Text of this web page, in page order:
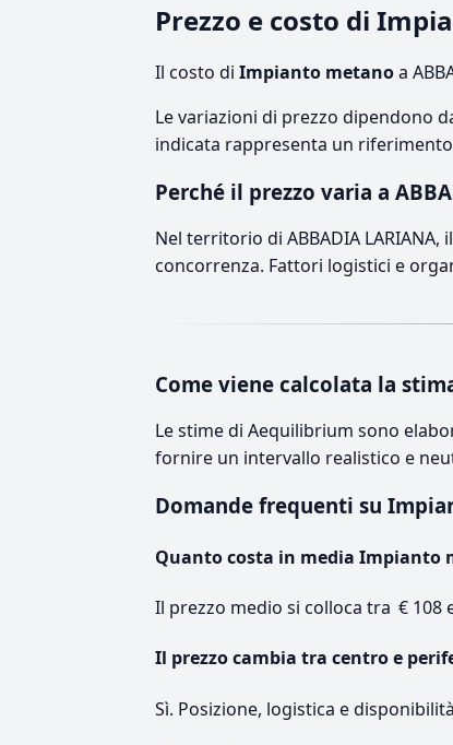
Prezzo e costo di
Il costo di Impianto metanoa
Le variazioni di prezzo dipendono
indicata rappresenta un
Perché il prezzo varia a
Nel territorio di ABBADIA
concorrenza. Fattori logistici e
Come viene calcolata la
Le stime di Aequilibrium sono
fornire un intervallo realistico e
Domande frequenti su
Quanto costa in media Impianto
Il prezzo medio si colloca tra € 108
Il prezzo cambia tra centro e
Sì. Posizione, logistica e